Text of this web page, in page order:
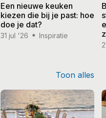
Een nieuwe keuken
kiezen die bij je past: hoe
doe je dat?
31 jul '26 Inspiratie
Toon alles